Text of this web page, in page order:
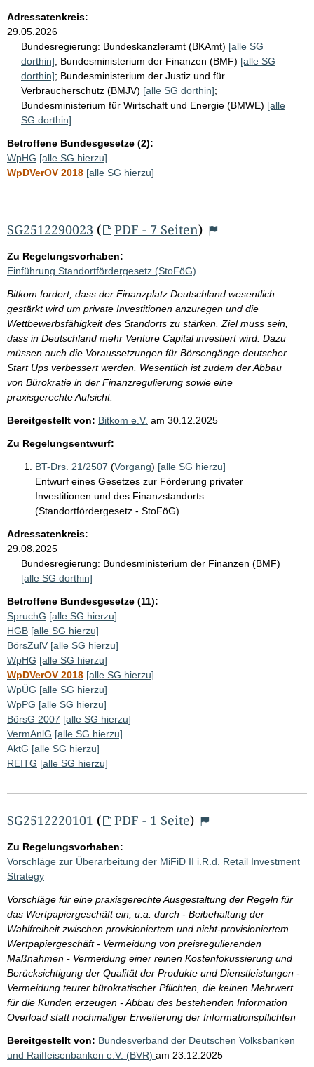
Adressatenkreis:
29.05.2026
Bundesregierung: Bundeskanzleramt (BKAmt) [alle SG
dorthin]; Bundesministerium der Finanzen (BMF) [alle SG
dorthin]; Bundesministerium der Justiz und für
Verbraucherschutz (BMJV) [alle SG dorthin];
Bundesministerium für Wirtschaft und Energie (BMWE) [alle
SG dorthin]
Betroffene Bundesgesetze (2):
WpHG [alle SG hierzu]
WpDVerOV 2018 [alle SG hierzu]
SG2512290023 ( PDF - 7 Seiten)
Zu Regelungsvorhaben:
Einführung Standortfördergesetz (StoFöG)
Bitkom fordert, dass der Finanzplatz Deutschland wesentlich
gestärkt wird um private Investitionen anzuregen und die
Wettbewerbsfähigkeit des Standorts zu stärken. Ziel muss sein,
dass in Deutschland mehr Venture Capital investiert wird. Dazu
müssen auch die Voraussetzungen für Börsengänge deutscher
Start Ups verbessert werden. Wesentlich ist zudem der Abbau
von Bürokratie in der Finanzregulierung sowie eine
praxisgerechte Aufsicht.
Bereitgestellt von: Bitkom e.V. am 30.12.2025
Zu Regelungsentwurf:
BT-Drs. 21/2507 (Vorgang) [alle SG hierzu]
Entwurf eines Gesetzes zur Förderung privater
Investitionen und des Finanzstandorts
(Standortfördergesetz - StoFöG)
Adressatenkreis:
29.08.2025
Bundesregierung: Bundesministerium der Finanzen (BMF)
[alle SG dorthin]
Betroffene Bundesgesetze (11):
SpruchG [alle SG hierzu]
HGB [alle SG hierzu]
BörsZulV [alle SG hierzu]
WpHG [alle SG hierzu]
WpDVerOV 2018 [alle SG hierzu]
WpÜG [alle SG hierzu]
WpPG [alle SG hierzu]
BörsG 2007 [alle SG hierzu]
VermAnlG [alle SG hierzu]
AktG [alle SG hierzu]
REITG [alle SG hierzu]
SG2512220101 ( PDF - 1 Seite)
Zu Regelungsvorhaben:
Vorschläge zur Überarbeitung der MiFiD II i.R.d. Retail Investment
Strategy
Vorschläge für eine praxisgerechte Ausgestaltung der Regeln für
das Wertpapiergeschäft ein, u.a. durch - Beibehaltung der
Wahlfreiheit zwischen provisioniertem und nicht-provisioniertem
Wertpapiergeschäft - Vermeidung von preisregulierenden
Maßnahmen - Vermeidung einer reinen Kostenfokussierung und
Berücksichtigung der Qualität der Produkte und Dienstleistungen -
Vermeidung teurer bürokratischer Pflichten, die keinen Mehrwert
für die Kunden erzeugen - Abbau des bestehenden Information
Overload statt nochmaliger Erweiterung der Informationspflichten
Bereitgestellt von: Bundesverband der Deutschen Volksbanken
und Raiffeisenbanken e.V. (BVR) am 23.12.2025